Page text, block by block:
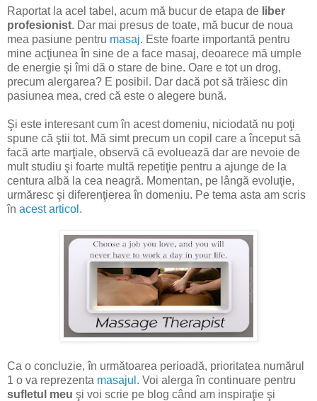
Raportat la acel tabel, acum mă bucur de etapa de liber
profesionist. Dar mai presus de toate, mă bucur de noua
mea pasiune pentru masaj. Este foarte importantă pentru
mine acţiunea în sine de a face masaj, deoarece mă umple
de energie şi îmi dă o stare de bine. Oare e tot un drog,
precum alergarea? E posibil. Dar dacă pot să trăiesc din
pasiunea mea, cred că este o alegere bună.
Şi este interesant cum în acest domeniu, niciodată nu poţi
spune că ştii tot. Mă simt precum un copil care a început să
facă arte marţiale, observă că evoluează dar are nevoie de
mult studiu şi foarte multă repetiţie pentru a ajunge de la
centura albă la cea neagră. Momentan, pe lângă evoluţie,
urmăresc şi diferenţierea în domeniu. Pe tema asta am scris
în acest articol .
Ca o concluzie, în următoarea perioadă, prioritatea numărul
1 o va reprezenta masajul . Voi alerga în continuare pentru
sufletul meu şi voi scrie pe blog când am inspiraţie şi